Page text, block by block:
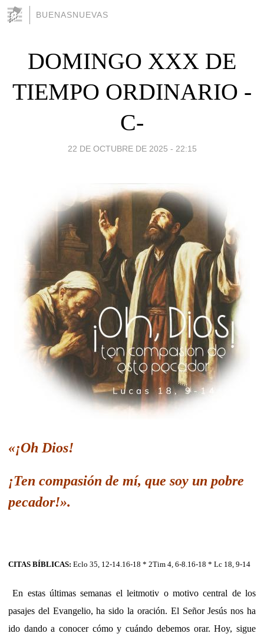
BUENASNUEVAS
DOMINGO XXX DE
TIEMPO ORDINARIO -
C-
22 DE OCTUBRE DE 2025 - 22:15
«¡Oh Dios!
¡Ten compasión de mí, que soy un pobre
pecador!».
CITAS BÍBLICAS: Eclo 35, 12-14.16-18 * 2Tim 4, 6-8.16-18 * Lc 18, 9-14
En estas últimas semanas el leitmotiv o motivo central de los
pasajes del Evangelio, ha sido la oración. El Señor Jesús nos ha
ido dando a conocer cómo y cuándo debemos orar. Hoy, sigue